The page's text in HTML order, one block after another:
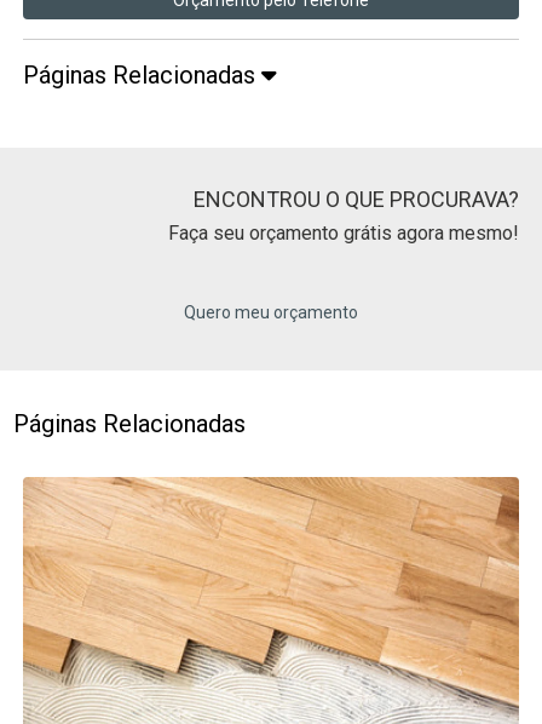
Páginas Relacionadas
ENCONTROU O QUE PROCURAVA?
Faça seu orçamento grátis agora mesmo!
Quero meu orçamento
Páginas Relacionadas